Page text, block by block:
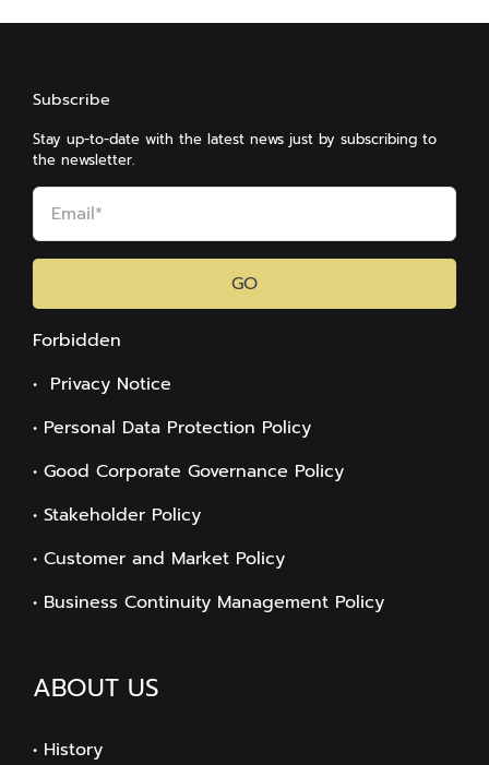
Subscribe
Stay up-to-date with the latest news just by subscribing to
the newsletter.
GO
Forbidden
• Privacy Notice
• Personal Data Protection Policy
• Good Corporate Governance Policy
• Stakeholder Policy
• Customer and Market Policy
• Business Continuity Management Policy
ABOUT US
• History